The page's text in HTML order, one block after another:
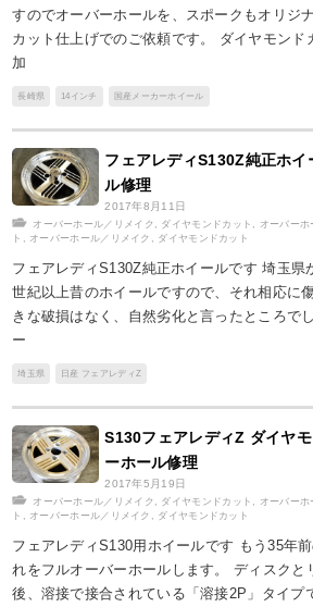
すのでオーバーホールを、スポークもオリジ
カット仕上げでのご依頼です。 ダイヤモンド
加
長崎県 14インチ 国産メーカーホイール
フェアレディS130Z純正ホ
ル修理
2017年8月11日
オーバーホール／リメイク , ダイヤモンドカット , オーバーホ
ト , オーバーホール／リメイク , ダイヤモンドカット
フェアレディS130Z純正ホイールです 埼玉県
世紀以上昔のホイールですので、それ相応に
きな破損はなく、自然劣化と言ったところで
ー
埼玉県 日産 フェアレディZ
S130フェアレディZ ダイヤ
ーホール修理
2017年5月19日
オーバーホール／リメイク , ダイヤモンドカット , オーバーホ
ト , オーバーホール／リメイク , ダイヤモンドカット
フェアレディS130用ホイールです もう35年
れをフルオーバーホールします。 ディスクと
後、溶接で接合されている「溶接2P」タイプ